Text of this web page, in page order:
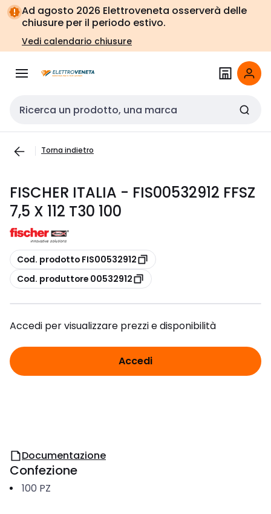
Vai alla
navigazione
Vai
alla
pagina
Ad agosto 2026 Elettroveneta osserverà delle
chiusure per il periodo estivo.
Vedi calendario chiusure
Cerca input
Torna indietro
FISCHER ITALIA - FIS00532912 FFSZ
7,5 X 112 T30 100
copia
Cod. prodotto FIS00532912
copia
Cod. produttore 00532912
Accedi per visualizzare prezzi e disponibilità
Accedi
Documentazione
Confezione
100 PZ